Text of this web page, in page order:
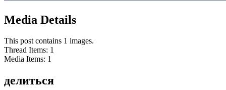
Media Details
This post contains 1 images.
Thread Items: 1
Media Items: 1
делиться